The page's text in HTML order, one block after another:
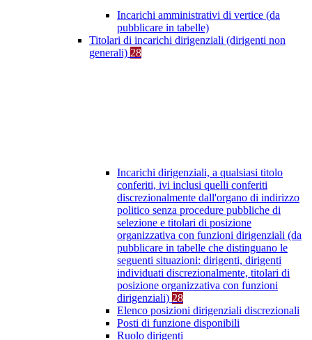
Incarichi amministrativi di vertice (da
pubblicare in tabelle)
Titolari di incarichi dirigenziali (dirigenti non
generali) 28
Incarichi dirigenziali, a qualsiasi titolo
conferiti, ivi inclusi quelli conferiti
discrezionalmente dall'organo di indirizzo
politico senza procedure pubbliche di
selezione e titolari di posizione
organizzativa con funzioni dirigenziali (da
pubblicare in tabelle che distinguano le
seguenti situazioni: dirigenti, dirigenti
individuati discrezionalmente, titolari di
posizione organizzativa con funzioni
dirigenziali) 28
Elenco posizioni dirigenziali discrezionali
Posti di funzione disponibili
Ruolo dirigenti